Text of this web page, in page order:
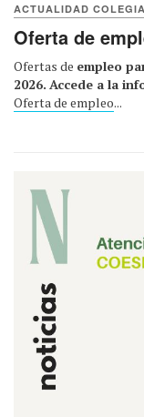
ACTUALIDAD
Oferta de
Ofertas de empleo
2026. Accede a la
Oferta de empleo...